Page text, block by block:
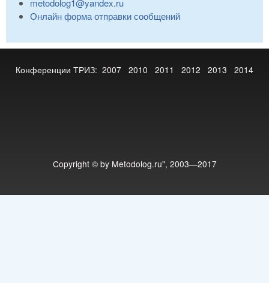
metodolog1@yandex.ru
Онлайн форма отправки сообщений
Конференции ТРИЗ: 2007 2010 2011 2012 2013 2014
Copyright © by Metodolog.ru", 2003—2017